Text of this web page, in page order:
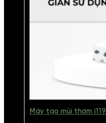
Máy tạo mùi thơm i119